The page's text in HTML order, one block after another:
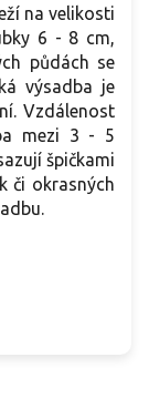
na velikosti
6 - 8 cm,
půdách se
výsadba je
Vzdálenost
mezi 3 - 5
špičkami
či okrasných